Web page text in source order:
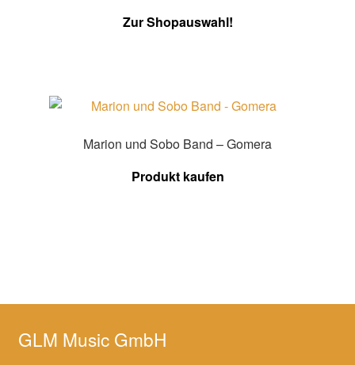
Zur Shopauswahl!
Marion und Sobo Band – Gomera
Produkt kaufen
GLM Music GmbH